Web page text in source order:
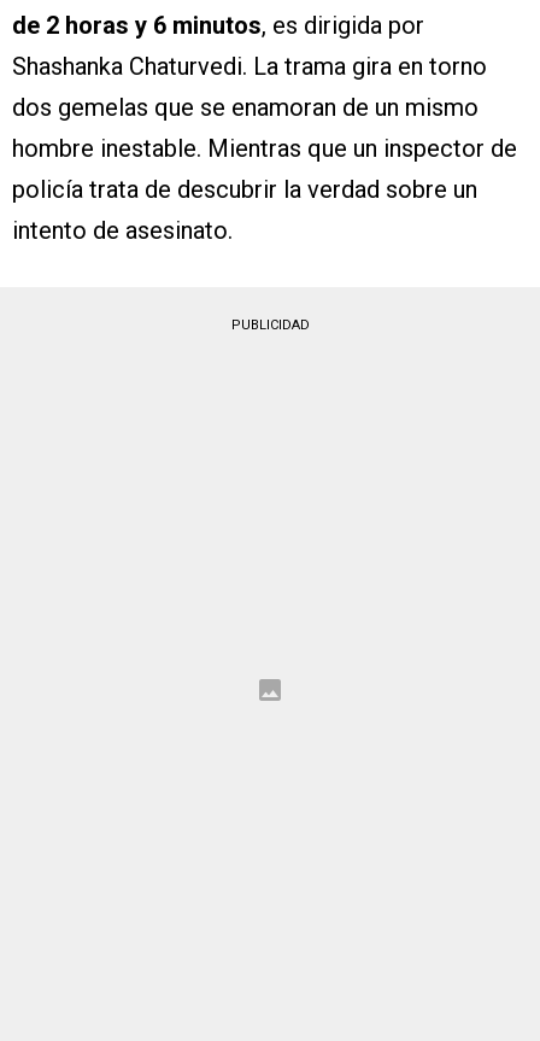
de 2 horas y 6 minutos, es dirigida por
Shashanka Chaturvedi. La trama gira en torno
dos gemelas que se enamoran de un mismo
hombre inestable. Mientras que un inspector de
policía trata de descubrir la verdad sobre un
intento de asesinato.
PUBLICIDAD